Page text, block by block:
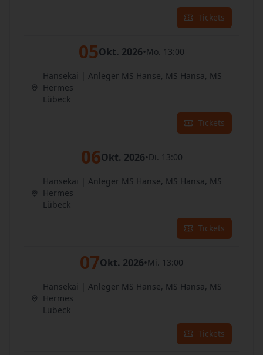
Tickets
05Okt. 2026•Mo. 13:00
Hansekai | Anleger MS Hanse, MS Hansa, MS
Hermes
Lübeck
Tickets
06Okt. 2026•Di. 13:00
Hansekai | Anleger MS Hanse, MS Hansa, MS
Hermes
Lübeck
Tickets
07Okt. 2026•Mi. 13:00
Hansekai | Anleger MS Hanse, MS Hansa, MS
Hermes
Lübeck
Tickets